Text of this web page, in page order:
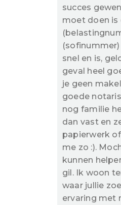
succes
moet doen is
snel en is,
geval heel
je geen
goede
nog familie
dan vast en
papierwerk
me zo :).
kunnen
gil. Ik woon
waar jullie
ervaring met